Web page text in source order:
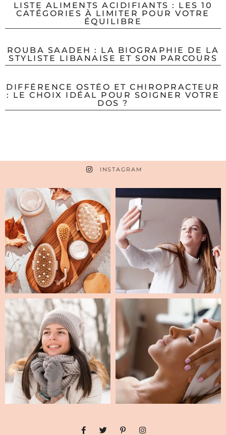
LISTE ALIMENTS ACIDIFIANTS : LES 10
CATÉGORIES À LIMITER POUR VOTRE
ÉQUILIBRE
ROUBA SAADEH : LA BIOGRAPHIE DE LA
STYLISTE LIBANAISE ET SON PARCOURS
DIFFÉRENCE OSTÉO ET CHIROPRACTEUR
: LE CHOIX IDÉAL POUR SOIGNER VOTRE
DOS ?
INSTAGRAM